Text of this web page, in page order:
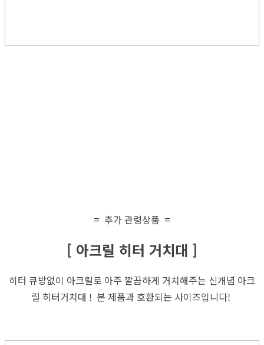
= 추가 관령상품 =
[ 아크릴 히터 거치대 ]
히터 큐방없이 아크릴로 아주 깔끔하게 거치해주는 신개념 아크
릴 히터거치대 ! 본 제품과 호환되는 사이즈입니다!